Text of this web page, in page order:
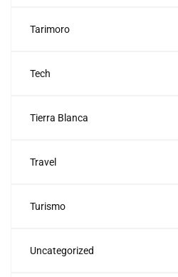
Tarimoro
Tech
Tierra Blanca
Travel
Turismo
Uncategorized